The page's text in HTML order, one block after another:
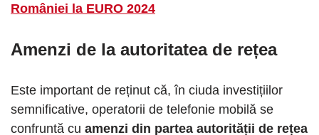
României la EURO 2024
Amenzi de la autoritatea de rețea
Este important de reținut că, în ciuda investițiilor
semnificative, operatorii de telefonie mobilă se
confruntă cu amenzi din partea autorității de rețea